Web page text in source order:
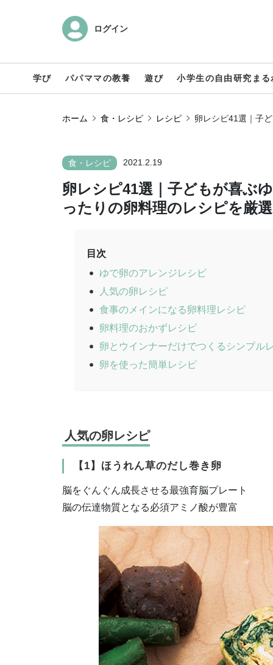
ログイン
学び パパママの教養 遊び 小学生の自由研究ま
ホーム 食・レシピ レシピ 卵レシピ41選｜子
食・レシピ 2021.2.19
卵レシピ41選｜子どもが喜ぶ
ったりの卵料理のレシピを厳
目次
ゆで卵のアレンジレシピ
人気の卵レシピ
食事のメインになる卵料理レシピ
卵料理のおかずレシピ
卵とウインナーだけでつくるシンプル
卵を使った簡単レシピ
人気の卵レシピ
【1】ほうれん草のだし巻き卵
脳をぐんぐん成長させる最強育脳プレート
脳の伝達物質となる必須アミノ酸が豊富